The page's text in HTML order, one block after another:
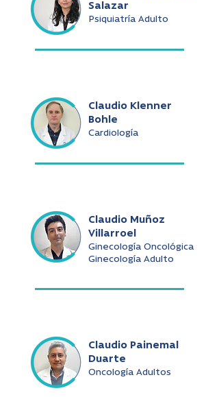
Salazar
Psiquiatría Adulto
Claudio Klenner
Bohle
Cardiología
Claudio Muñoz
Villarroel
Ginecología Oncológica
Ginecología Adulto
Claudio Painemal
Duarte
Oncología Adultos